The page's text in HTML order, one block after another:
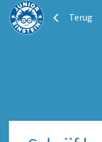
Terug